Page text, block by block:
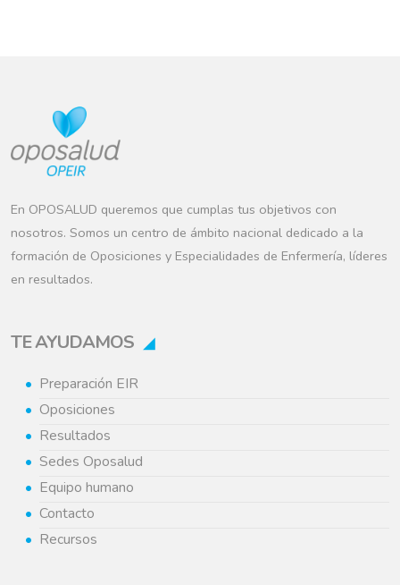
En OPOSALUD queremos que cumplas tus objetivos con
nosotros. Somos un centro de ámbito nacional dedicado a la
formación de Oposiciones y Especialidades de Enfermería, líderes
en resultados.
TE AYUDAMOS
Preparación EIR
Oposiciones
Resultados
Sedes Oposalud
Equipo humano
Contacto
Recursos